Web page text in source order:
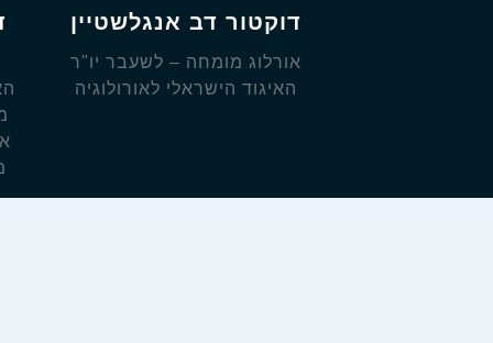
דוקטור דב אנגלשטיין
אורלוג מומחה – לשעבר יו"ר
האיגוד הישראלי לאורולוגיה